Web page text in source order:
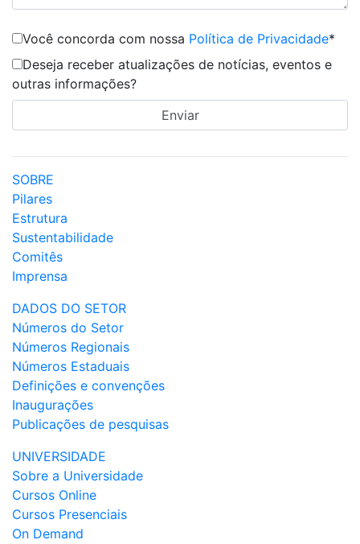
Você concorda com nossa Política de Privacidade*
Deseja receber atualizações de notícias, eventos e
outras informações?
SOBRE
Pilares
Estrutura
Sustentabilidade
Comitês
Imprensa
DADOS DO SETOR
Números do Setor
Números Regionais
Números Estaduais
Definições e convenções
Inaugurações
Publicações de pesquisas
UNIVERSIDADE
Sobre a Universidade
Cursos Online
Cursos Presenciais
On Demand